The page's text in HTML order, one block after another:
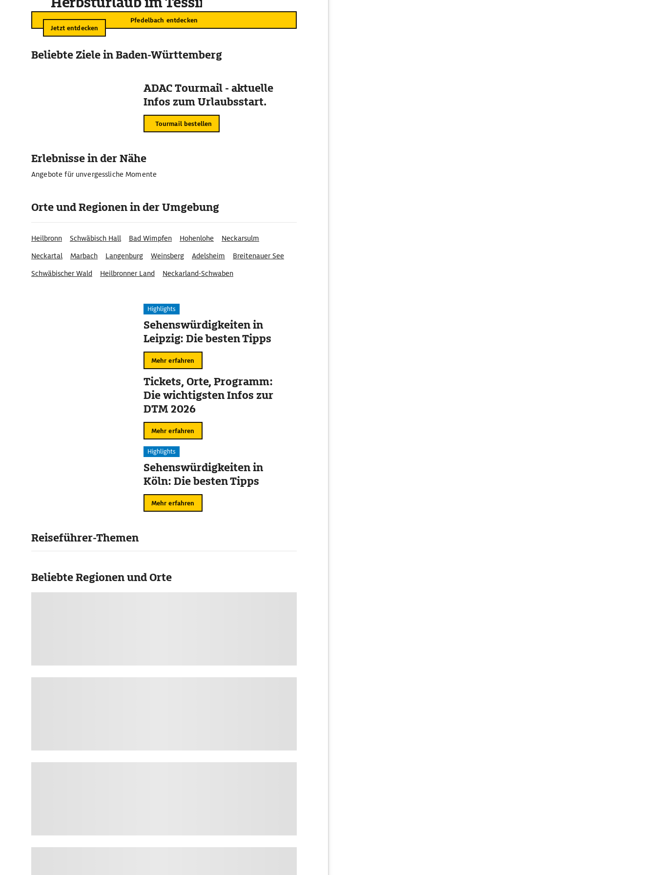
Pfedelbach entdecken
Jetzt entdecken
Beliebte Ziele in Baden-Württemberg
ADAC Tourmail - aktuelle
Infos zum Urlaubsstart.
Tourmail bestellen
Erlebnisse in der Nähe
Angebote für unvergessliche Momente
Orte und Regionen in der Umgebung
Heilbronn Schwäbisch Hall Bad Wimpfen Hohenlohe
Neckarsulm
Neckartal
Marbach Langenburg Weinsberg Adelsheim
Breitenauer See
Schwäbischer Wald
Heilbronner Land Neckarland-Schwaben
Highlights
Sehenswürdigkeiten in
Leipzig: Die besten Tipps
Mehr erfahren
Tickets, Orte, Programm:
Die wichtigsten Infos zur
DTM 2026
Mehr erfahren
Highlights
Sehenswürdigkeiten in
Köln: Die besten Tipps
Mehr erfahren
Reiseführer-Themen
Beliebte Regionen und Orte